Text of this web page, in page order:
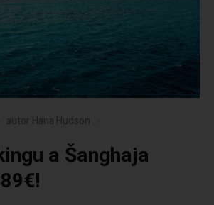
autor Hana Hudson
a Šanghaja